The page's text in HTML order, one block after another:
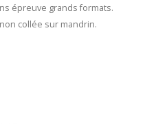
épreuve grands formats.
collée sur mandrin.